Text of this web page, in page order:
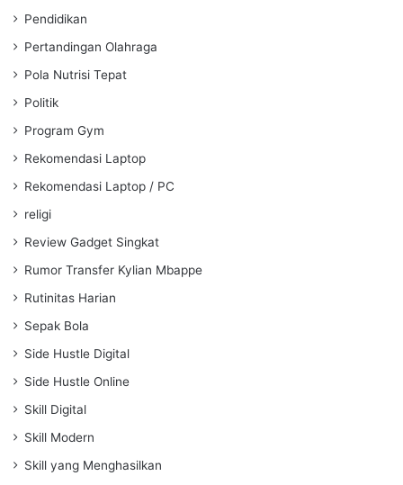
Pendidikan
Pertandingan Olahraga
Pola Nutrisi Tepat
Politik
Program Gym
Rekomendasi Laptop
Rekomendasi Laptop / PC
religi
Review Gadget Singkat
Rumor Transfer Kylian Mbappe
Rutinitas Harian
Sepak Bola
Side Hustle Digital
Side Hustle Online
Skill Digital
Skill Modern
Skill yang Menghasilkan